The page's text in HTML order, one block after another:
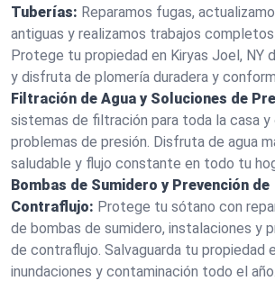
Tuberías: Reparamos fugas,
antiguas y realizamos trabajos
Protege tu propiedad en Kiryas Joel, NY
y disfruta de plomería duradera y
Filtración de Agua y Soluciones de
sistemas de filtración para toda la casa y
problemas de presión. Disfruta de agua
saludable y flujo constante en todo tu
Bombas de Sumidero y Prevención de
Contraflujo: Protege tu sótano con
de bombas de sumidero, instalaciones y
de contraflujo. Salvaguarda tu propiedad
inundaciones y contaminación todo el año.